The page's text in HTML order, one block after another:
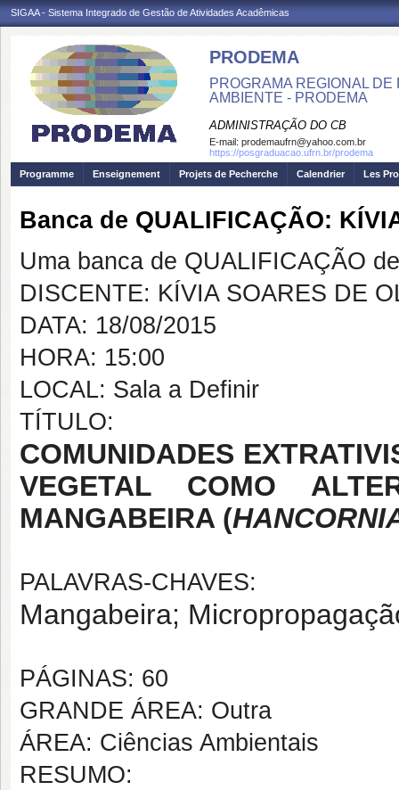
SIGAA - Sistema Integrado de Gestão de Atividades Acadêmicas
PRODEMA
PROGRAMA REGIONAL
AMBIENTE - PRODEMA
ADMINISTRAÇÃO DO CB
E-mail: prodemaufrn@yahoo.com.br
https://posgraduacao.ufrn.br/prodema
Programme
Enseignement Projets de Pecherche Calendrier Les
Banca de QUALIFICAÇÃO:
Uma banca de QUALIFICAÇÃO
DISCENTE: KÍVIA SOARES DE
DATA: 18/08/2015
HORA: 15:00
LOCAL: Sala a Definir
TÍTULO:
COMUNIDADES
VEGETAL COMO
MANGABEIRA (
PALAVRAS-CHAVES:
Mangabeira;
PÁGINAS: 60
GRANDE ÁREA: Outra
ÁREA: Ciências Ambientais
RESUMO: